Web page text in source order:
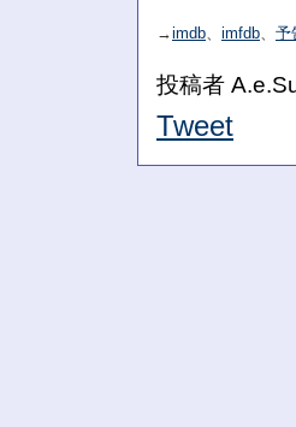
→imdb、 imfdb、 予
投稿者
Tweet